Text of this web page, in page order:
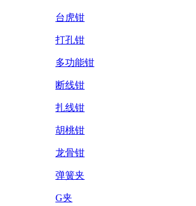
台虎钳
打孔钳
多功能钳
断线钳
扎线钳
胡桃钳
龙骨钳
弹簧夹
G夹